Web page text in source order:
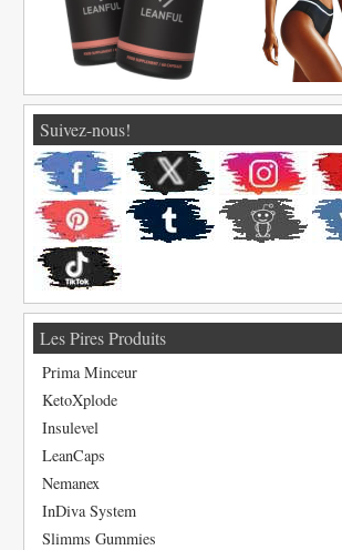
Suivez-nous!
Les Pires Produits
Prima Minceur
KetoXplode
Insulevel
LeanCaps
Nemanex
InDiva System
Slimms Gummies